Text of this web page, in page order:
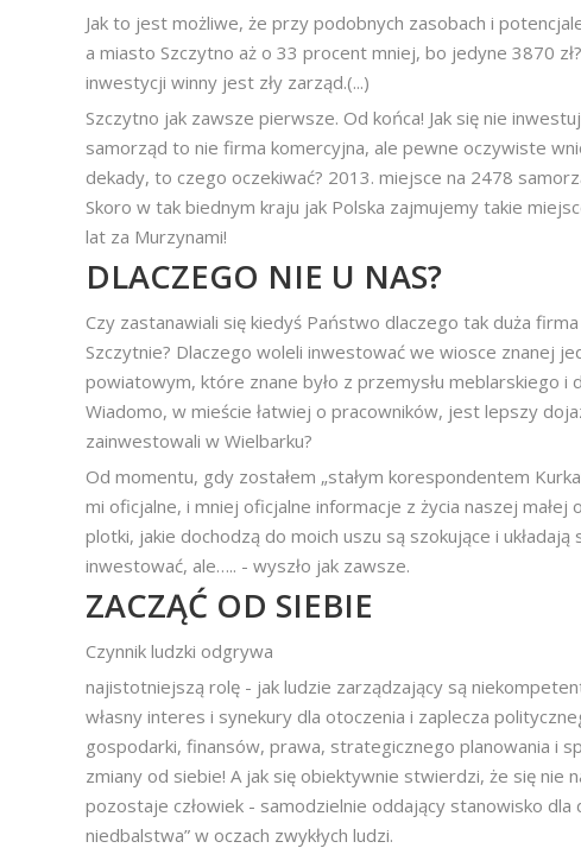
Jak to jest możliwe, że przy podobnych zasobach i
a miasto Szczytno aż o 33 procent mniej, bo jedyne 3870
inwestycji winny jest zły zarząd.(...)
Szczytno jak zawsze pierwsze. Od końca! Jak się nie
samorząd to nie firma komercyjna, ale pewne oczywiste
dekady, to czego oczekiwać? 2013. miejsce na 2478
Skoro w tak biednym kraju jak Polska zajmujemy takie
lat za Murzynami!
DLACZEGO NIE U NAS?
Czy zastanawiali się kiedyś Państwo dlaczego tak duża
Szczytnie? Dlaczego woleli inwestować we wiosce znanej
powiatowym, które znane było z przemysłu meblarskiego i
Wiadomo, w mieście łatwiej o pracowników, jest lepszy
zainwestowali w Wielbarku?
Od momentu, gdy zostałem „stałym korespondentem
mi oficjalne, i mniej oficjalne informacje z życia naszej małej
plotki, jakie dochodzą do moich uszu są szokujące i układają
inwestować, ale….. - wyszło jak zawsze.
ZACZĄĆ OD SIEBIE
Czynnik ludzki odgrywa
najistotniejszą rolę - jak ludzie zarządzający są
własny interes i synekury dla otoczenia i zaplecza
gospodarki, finansów, prawa, strategicznego planowania i
zmiany od siebie! A jak się obiektywnie stwierdzi, że się nie
pozostaje człowiek - samodzielnie oddający stanowisko dla
niedbalstwa” w oczach zwykłych ludzi.